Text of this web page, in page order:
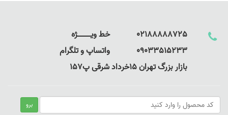
02188888725 خط ویـــــــــــــژه
09033515233 واتساپ و تلگرام
بازار بزرگ تهران 15خرداد شرقی پ157